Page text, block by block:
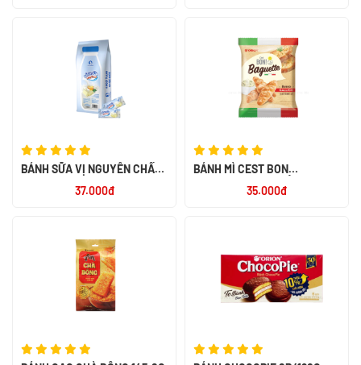
BÁNH SỮA VỊ NGUYÊN CHẤT -
37.000đ
BÁNH MÌ CEST BON
35.000đ